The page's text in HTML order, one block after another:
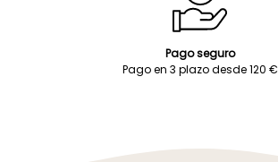
Pago seguro
Pago en 3 plazo desde 120 €